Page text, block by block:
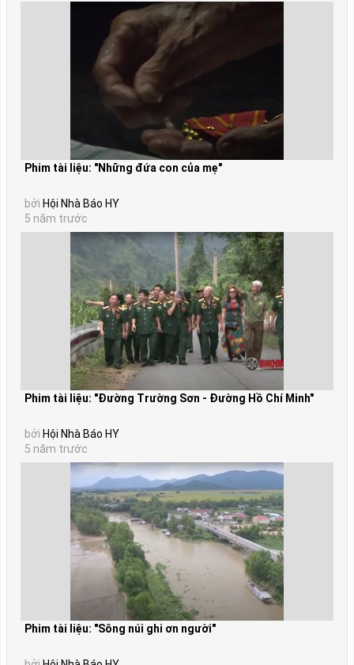
Phim tài liệu: "Những đứa con của mẹ"
bởi Hội Nhà Báo HY
5 năm trước
Phim tài liệu: "Đường Trường Sơn - Đường Hồ Chí Minh"
bởi Hội Nhà Báo HY
5 năm trước
Phim tài liệu: "Sông núi ghi ơn người"